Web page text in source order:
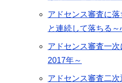
アドセンス審査に
と連続して落ちる～
アドセンス審査一
2017年～
アドセンス審査二